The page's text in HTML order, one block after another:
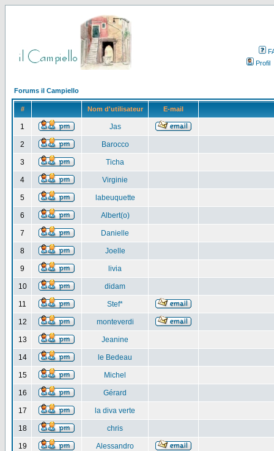
Profil
Forums il Campiello
# Nom d'utilisateur E-mail
1 Jas
2 Barocco
3 Ticha
4 Virginie
5 labeuquette
6 Albert(o)
7 Danielle
8 Joelle
9 livia
10 didam
11 Stef*
12 monteverdi
13 Jeanine
14 le Bedeau
15 Michel
16 Gérard
17 la diva verte
18 chris
19 Alessandro